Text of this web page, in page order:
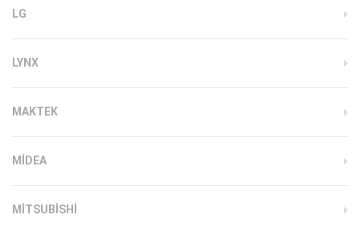
LG
LYNX
MAKTEK
MIDEA
MITSUBISHI